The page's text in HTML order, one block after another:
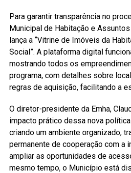
Para garantir transparência no
Municipal de Habitação e
lança a “Vitrine de Imóveis da
Social”. A plataforma digital
mostrando todos os
programa, com detalhes sobre
regras de aquisição, facilitando a
O diretor-presidente da Emha,
impacto prático dessa nova
criando um ambiente organizado,
permanente de cooperação com a
ampliar as oportunidades de
mesmo tempo, o Município está